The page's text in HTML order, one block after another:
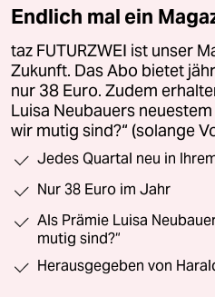
Endlich mal ein
taz FUTURZWEI ist unser
Zukunft. Das Abo bietet
nur 38 Euro. Zudem
Luisa Neubauers neuestem
wir mutig sind?“ (solange
Jedes Quartal neu in
Nur 38 Euro im Jahr
Als Prämie Luisa
mutig sind?“
Herausgegeben von